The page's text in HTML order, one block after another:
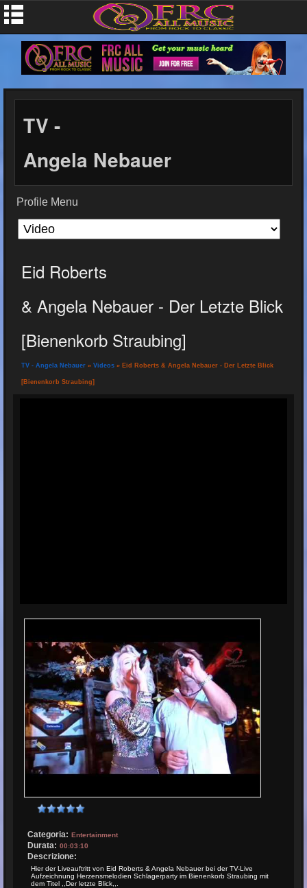
TV -
Angela Nebauer
Profile Menu
Eid Roberts
& Angela Nebauer - Der Letzte Blick
[Bienenkorb Straubing]
TV - Angela Nebauer » Videos » Eid Roberts & Angela Nebauer - Der Letzte Blick
[Bienenkorb Straubing]
Categoria: Entertainment
Durata: 00:03:10
Descrizione:
Hier der Liveauftritt von Eid Roberts & Angela Nebauer bei der TV-Live
Aufzeichnung Herzensmelodien Schlagerparty im Bienenkorb Straubing mit
dem Titel ,,Der letzte Blick,,.